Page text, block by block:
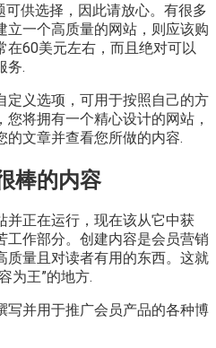
供选择，因此请放心。有很多
立一个高质量的网站，则应该购
在60美元左右，而且绝对可以
务.
定义选项，可用于按照自己的方
将拥有一个精心设计的网站，
的文章并查看您所做的内容.
棒的内容
并正在运行，现在该从它中获
工作部分。创建内容是会员营销
质量且对读者有用的东西。这就
为王”的地方.
写并用于推广会员产品的各种博